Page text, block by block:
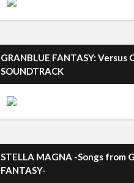
GRANBLUE FANTASY: Versus
SOUNDTRACK
STELLA MAGNA -Songs from
FANTASY-